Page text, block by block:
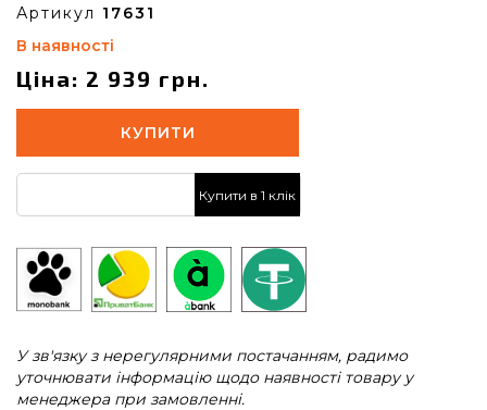
Артикул 17631
В наявності
Ціна: 2 939 грн.
КУПИТИ
Купити в 1 клік
У зв'язку з нерегулярними постачанням, радимо
уточнювати інформацію щодо наявності товару у
менеджера при замовленні.